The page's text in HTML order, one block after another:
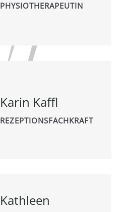
PHYSIOTHERAPEUTIN
Karin Kaffl
REZEPTIONSFACHKRAFT
Kathleen